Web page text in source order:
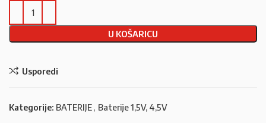
U KOŠARICU
Usporedi
Kategorije: BATERIJE, Baterije 1,5V, 4,5V